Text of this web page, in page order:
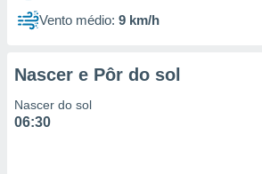
Vento médio: 9 km/h
Nascer e Pôr do sol
Nascer do sol
06:30